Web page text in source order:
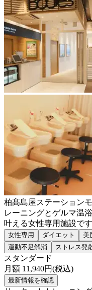
柏髙島屋ステーション
レーニングとゲルマ温
叶える女性専用施設です
女性専用 ダイエット 美
運動不足解消
ストレス発
スタンダード
月額 11,940円(税込)
最新情報を確認